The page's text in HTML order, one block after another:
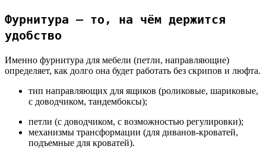
Фурнитура — то, на чём держится
удобство
Именно фурнитура для мебели (петли, направляющие)
определяет, как долго она будет работать без скрипов и люфта.
тип направляющих для ящиков (роликовые, шариковые,
с доводчиком, тандембоксы);
петли (с доводчиком, с возможностью регулировки);
механизмы трансформации (для диванов-кроватей,
подъемные для кроватей).